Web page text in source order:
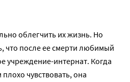
облегчить их жизнь. Но
что после ее смерти любимый
учреждение-интернат. Когда
чувствовать, она